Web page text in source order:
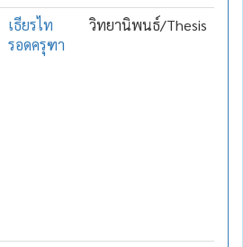
เธียรไท
รอดครุฑา
วิทยานิพนธ์/Thesis